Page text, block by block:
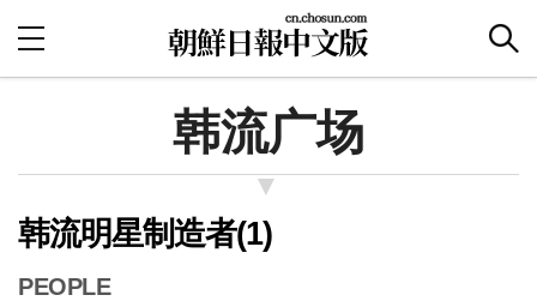
韩流广场
韩流明星制造者(1)
PEOPLE